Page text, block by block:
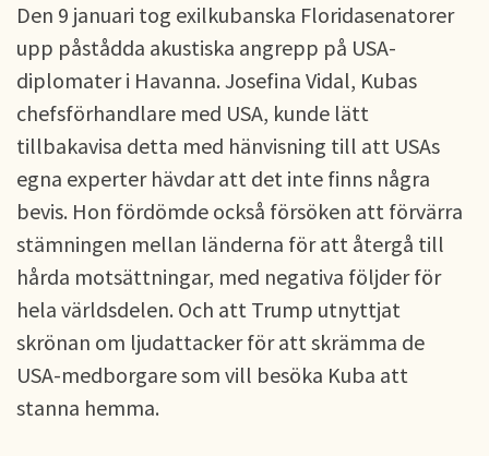
Den 9 januari tog exilkubanska Floridasenatorer
upp påstådda akustiska angrepp på USA-
diplomater i Havanna. Josefina Vidal, Kubas
chefsförhandlare med USA, kunde lätt
tillbakavisa detta med hänvisning till att USAs
egna experter hävdar att det inte finns några
bevis. Hon fördömde också försöken att förvärra
stämningen mellan länderna för att återgå till
hårda motsättningar, med negativa följder för
hela världsdelen. Och att Trump utnyttjat
skrönan om ljudattacker för att skrämma de
USA-medborgare som vill besöka Kuba att
stanna hemma.